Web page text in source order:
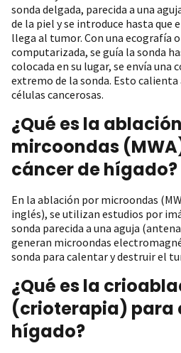
sonda delgada, parecida a una
de la piel y se introduce hasta que
llega al tumor. Con una ecografía
computarizada, se guía la sonda
colocada en su lugar, se envía
extremo de la sonda. Esto
células cancerosas.
¿Qué es la
mircoondas
cáncer de hígado?
En la ablación por microondas
inglés), se utilizan estudios por
sonda parecida a una aguja
generan microondas
sonda para calentar y destruir el
¿Qué es la
(crioterapia) para
hígado?